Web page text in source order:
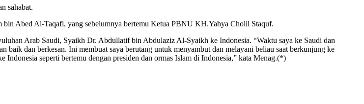
sahabat.
bin Abed Al-Taqafi, yang sebelumnya bertemu Ketua PBNU KH.Yahya Cholil Staquf.
Arab Saudi, Syaikh Dr. Abdullatif bin Abdulaziz Al-Syaikh ke Indonesia. “Waktu saya ke Saudi dan
dan berkesan. Ini membuat saya berutang untuk menyambut dan melayani beliau saat berkunjung ke
seperti bertemu dengan presiden dan ormas Islam di Indonesia,” kata Menag.(*)